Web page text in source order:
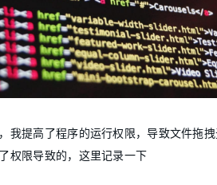
我提高了程序的运行权限，导致文件拖
权限导致的，这里记录一下